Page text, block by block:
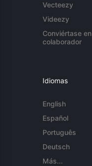
Vecteezy
Videezy
Conviértase en
colaborador
Idiomas
English
Español
Português
Deutsch
Más...